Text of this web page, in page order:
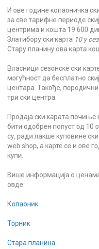
И ове године копаоничка
за све тарифне периоде
центрима и кошта 19.600
Златибору ски карта 10 у
Стару планину ова карта
Власници сезонске ски
могућност да бесплатно
центара. Такође,
три ски центра.
Продаја ски карата почиње
бити одобрен попуст од 10
су, ради лакше куповине
web shop, а карте се и ове
купи.
Више информација о
овде:
Копаоник
Торник
Стара планина